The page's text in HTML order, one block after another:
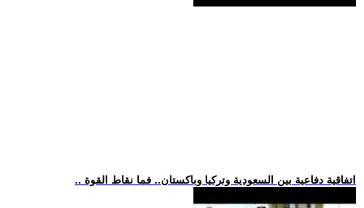
.. اتفاقية دفاعية بين السعودية وتركيا وباكستان.. فما نقاط القوة